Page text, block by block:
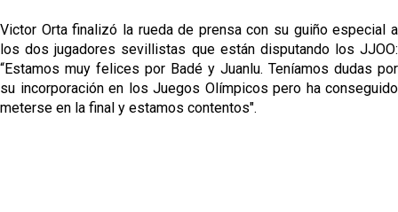
Victor Orta finalizó la rueda de prensa con su guiño especial a
los dos jugadores sevillistas que están disputando los JJOO:
“Estamos muy felices por Badé y Juanlu. Teníamos dudas por
su incorporación en los Juegos Olímpicos pero ha conseguido
meterse en la final y estamos contentos".